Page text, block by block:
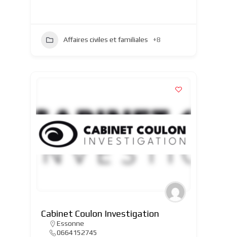
Affaires civiles et familiales +8
Cabinet Coulon Investigation
Essonne
0664152745